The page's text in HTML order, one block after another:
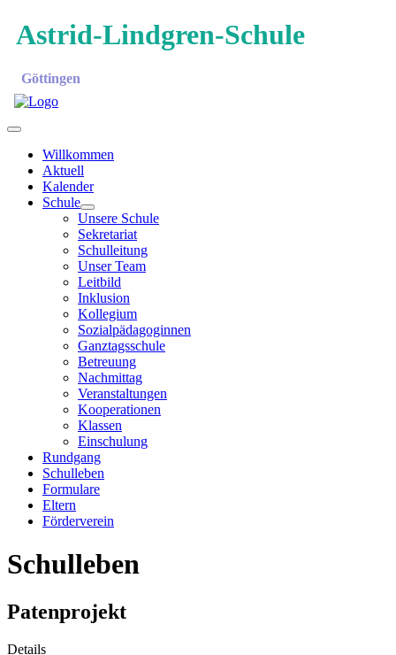
Astrid-Lindgren-Schule
Göttingen
Willkommen
Aktuell
Kalender
Schule
Unsere Schule
Sekretariat
Schulleitung
Unser Team
Leitbild
Inklusion
Kollegium
Sozialpädagoginnen
Ganztagsschule
Betreuung
Nachmittag
Veranstaltungen
Kooperationen
Klassen
Einschulung
Rundgang
Schulleben
Formulare
Eltern
Förderverein
Schulleben
Patenprojekt
Details